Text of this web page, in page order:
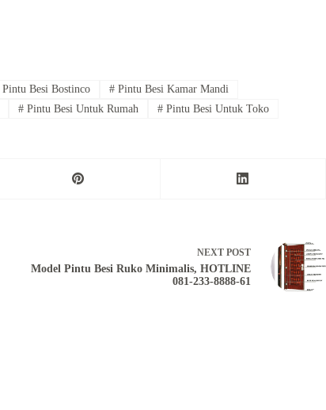
Pintu Besi Bostinco # Pintu Besi Kamar Mandi
# Pintu Besi Untuk Rumah # Pintu Besi Untuk Toko
NEXT POST
Model Pintu Besi Ruko Minimalis, HOTLINE
081-233-8888-61